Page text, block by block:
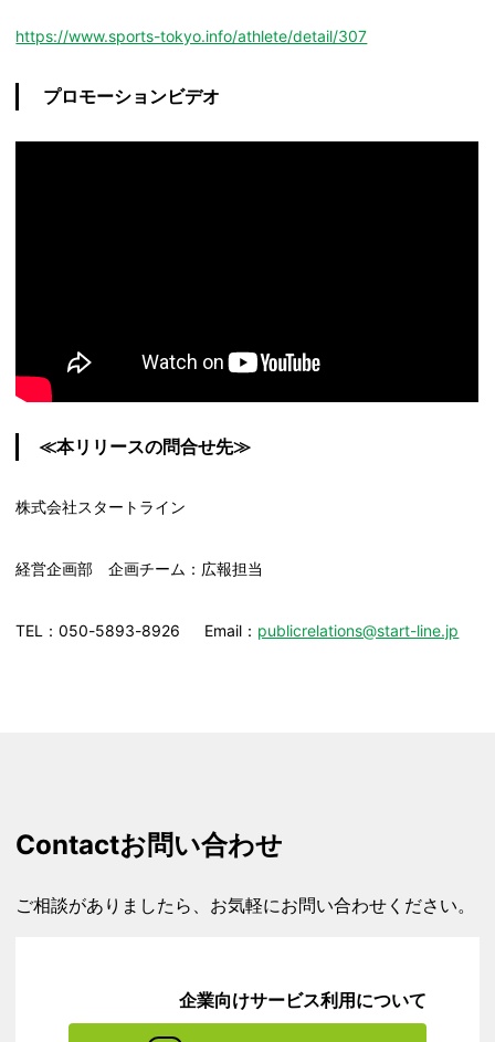
https://www.sports-tokyo.info/athlete/detail/307
プロモーションビデオ
≪本リリースの問合せ先≫
株式会社スタートライン
経営企画部 企画チーム：広報担当
TEL：050-5893-8926 Email： publicrelations@start-line.jp
Contactお問い合わせ
ご相談がありましたら、お気軽にお問い合わせください。
企業向けサービス利用について